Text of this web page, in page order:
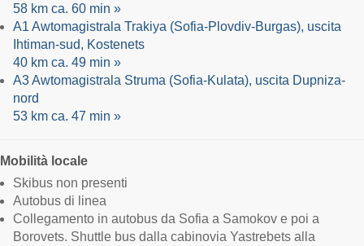
58 km ca. 60 min »
A1 Awtomagistrala Trakiya (Sofia-Plovdiv-Burgas), uscita
Ihtiman-sud, Kostenets
40 km ca. 49 min »
A3 Awtomagistrala Struma (Sofia-Kulata), uscita Dupniza-
nord
53 km ca. 47 min »
Mobilità locale
Skibus non presenti
Autobus di linea
Collegamento in autobus da Sofia a Samokov e poi a
Borovets. Shuttle bus dalla cabinovia Yastrebets alla